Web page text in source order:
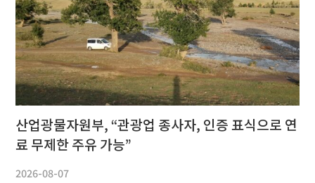
산업광물자원부, “관광업 종사자, 인증 표식으로 연
료 무제한 주유 가능”
2026-08-07